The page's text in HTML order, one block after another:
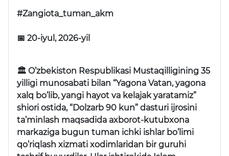
#Zangiota_tuman_akm
📅 20-iyul, 2026-yil
🏛 O’zbekiston Respublikasi Mustaqilligining 35
yilligi munosabati bilan “Yagona Vatan, yagona
xalq bo’lib, yangi hayot va kelajak yaratamiz”
shiori ostida, “Dolzarb 90 kun” dasturi ijrosini
ta’minlash maqsadida axborot-kutubxona
markaziga bugun tuman ichki ishlar bo’limi
qo’riqlash xizmati xodimlaridan bir guruhi